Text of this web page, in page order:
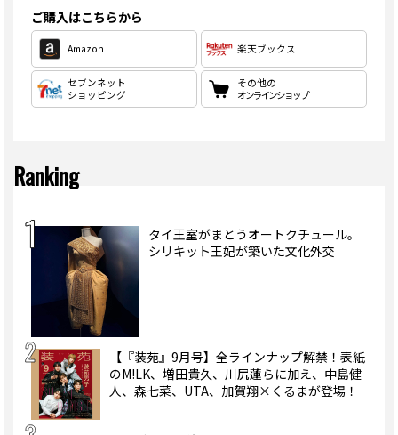
ご購入はこちらから
Amazon 楽天ブックス
セブンネット
ショッピング
その他の
オンラインショップ
Ranking
タイ王室がまとうオートクチュール。
シリキット王妃が築いた文化外交
【『装苑』9月号】全ラインナップ解禁！表紙
のM!LK、増田貴久、川尻蓮らに加え、中島健
人、森七菜、UTA、加賀翔×くるまが登場！